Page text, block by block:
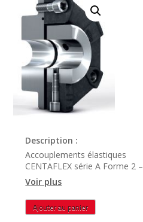
Description :
Accouplements élastiques
CENTAFLEX série A Forme 2 –
CF2A2
Voir plus
quantité
de
Ajouter au panier